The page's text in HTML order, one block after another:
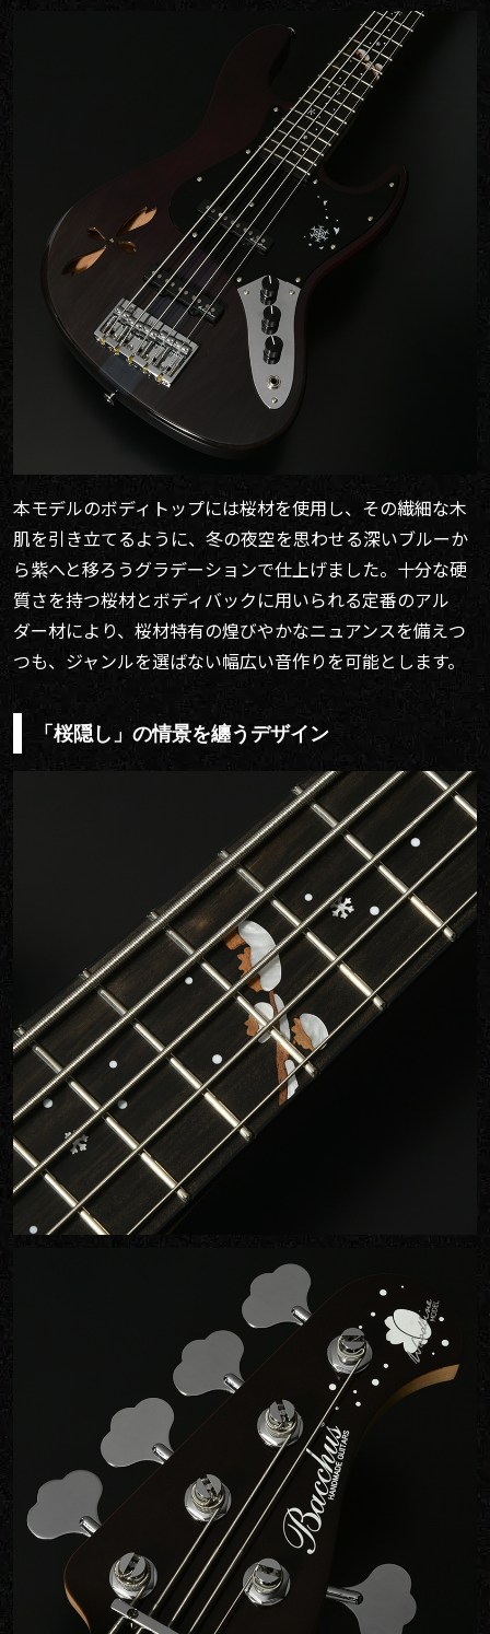
本モデルのボディトップには桜材を使用し、その繊細な木
肌を引き立てるように、冬の夜空を思わせる深いブルーか
ら紫へと移ろうグラデーションで仕上げました。十分な硬
質さを持つ桜材とボディバックに用いられる定番のアル
ダー材により、桜材特有の煌びやかなニュアンスを備えつ
つも、ジャンルを選ばない幅広い音作りを可能とします。
「桜隠し」の情景を纏うデザイン